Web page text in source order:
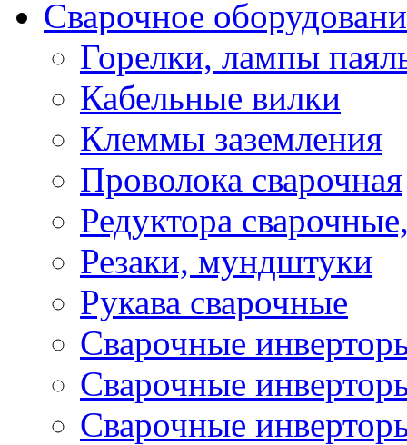
Сварочное
Горелки, лампы
Кабельные вилки
Клеммы заземления
Проволока сварочная
Редуктора
Резаки, мундштуки
Рукава сварочные
Сварочные
Сварочные
Сварочные